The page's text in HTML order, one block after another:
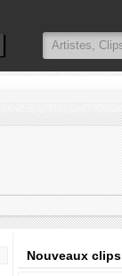
Nouveaux clips